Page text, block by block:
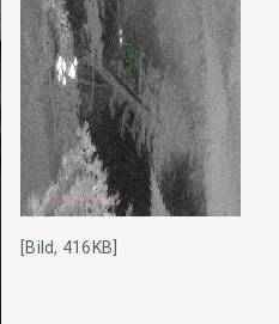
[Bild, 416KB]